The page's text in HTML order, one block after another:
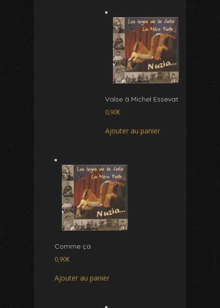
Valse à Michel Essevat
0,90€
Ajouter au panier
Comme ça
0,90€
Ajouter au panier